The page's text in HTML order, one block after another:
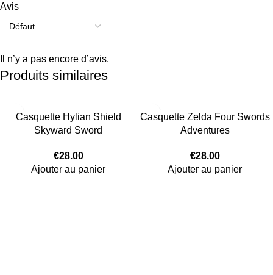
Avis
Il n’y a pas encore d’avis.
Produits similaires
Casquette Hylian Shield
Skyward Sword
€28.00
Ajouter au panier
Casquette Zelda Four Swords
Adventures
€28.00
Ajouter au panier